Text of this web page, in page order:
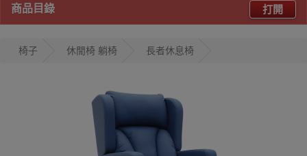
商品目錄 打開
椅子 休閒椅 躺椅 長者休息椅